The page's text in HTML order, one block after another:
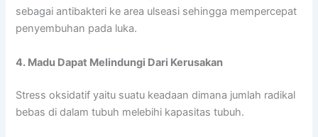
sebagai antibakteri ke area ulseasi sehingga mempercepat
penyembuhan pada luka.
4. Madu Dapat Melindungi Dari Kerusakan
Stress oksidatif yaitu suatu keadaan dimana jumlah radikal
bebas di dalam tubuh melebihi kapasitas tubuh.